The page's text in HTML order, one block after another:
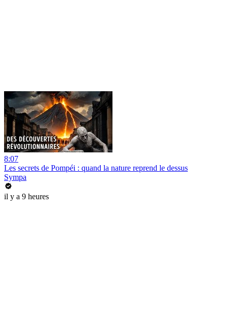
8:07
Les secrets de Pompéi : quand la nature reprend le dessus
Sympa
il y a 9 heures